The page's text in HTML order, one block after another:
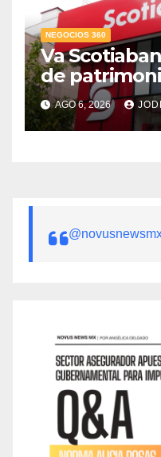
NEGOCIOS 360
Va
de
AGO 6, 2026